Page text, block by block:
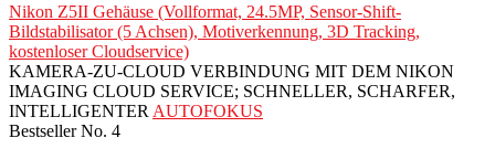
Nikon Z5II Gehäuse (Vollformat, 24.5MP, Sensor-Shift-
Bildstabilisator (5 Achsen), Motiverkennung, 3D Tracking,
kostenloser Cloudservice)
KAMERA-ZU-CLOUD VERBINDUNG MIT DEM NIKON
IMAGING CLOUD SERVICE; SCHNELLER, SCHARFER,
INTELLIGENTER AUTOFOKUS
Bestseller No. 4